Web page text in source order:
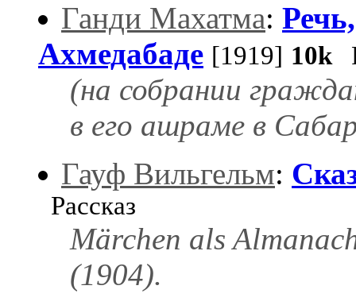
Ганди Махатма:
Ахмедабаде [1919] 10k
(на собрании
в его ашраме в
Гауф Вильгельм:
Рассказ
Märchen als
(1904).